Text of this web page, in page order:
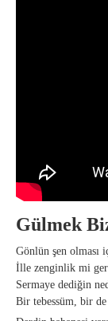
Gülmek
Gönlün şen olması
İlle zenginlik mi
Sermaye dediğin
Bir tebessüm, bir